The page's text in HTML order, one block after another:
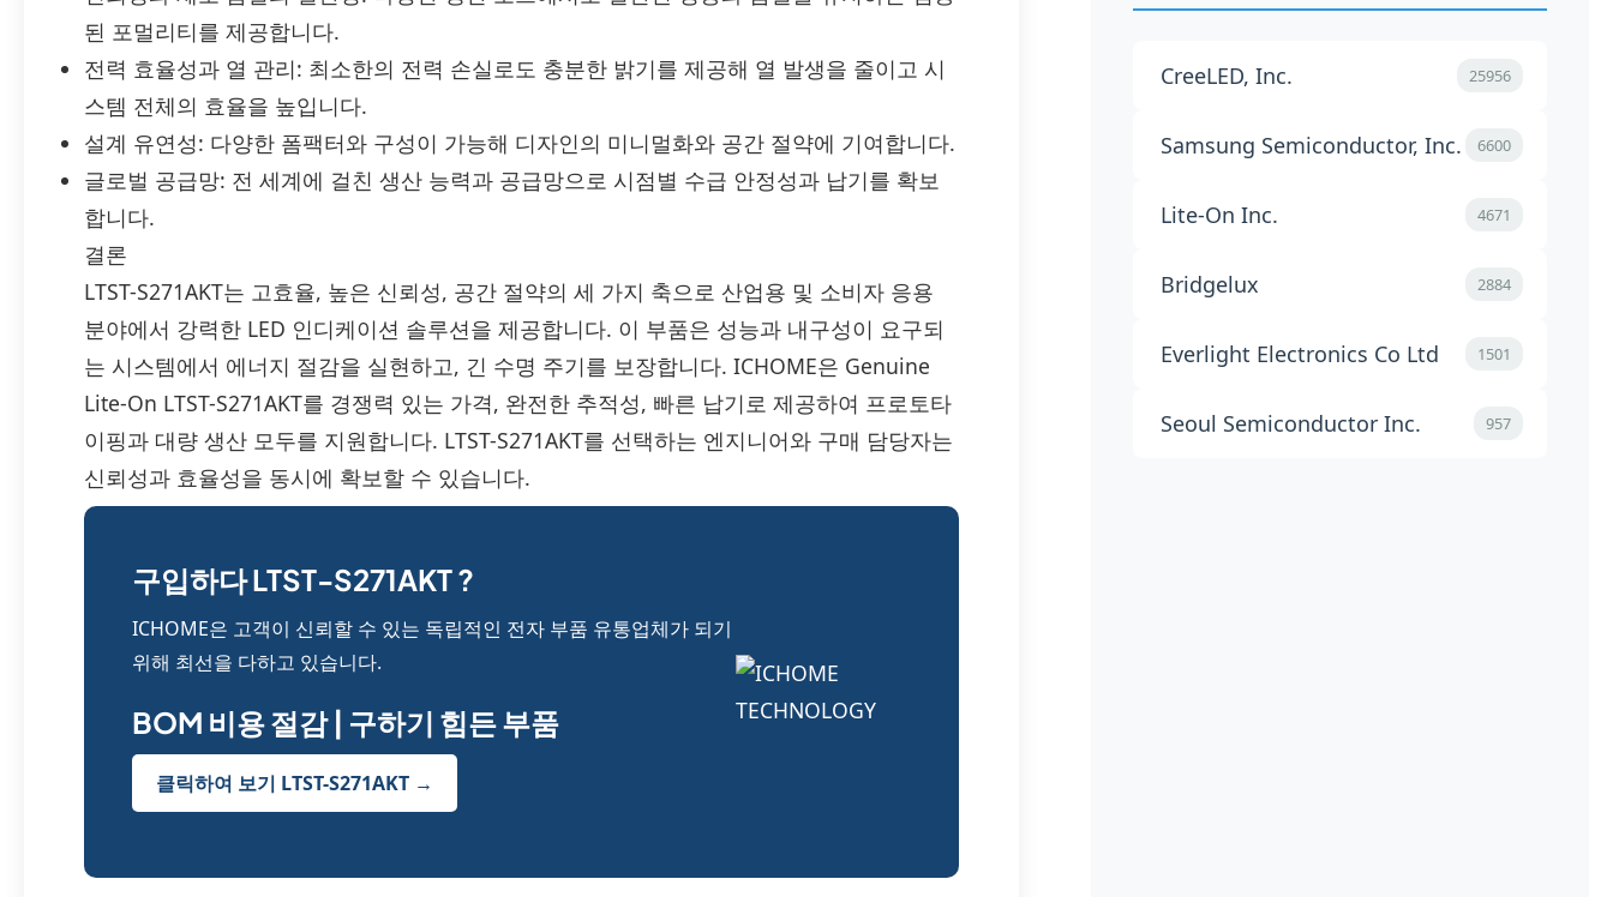
된 포멀리티를 제공합니다.
전력 효율성과 열 관리: 최소한의 전력 손실로도 충분한 밝기를 제공해 열 발생을 줄이고 시
스템 전체의 효율을 높입니다.
설계 유연성: 다양한 폼팩터와 구성이 가능해 디자인의 미니멀화와 공간 절약에 기여합니다.
글로벌 공급망: 전 세계에 걸친 생산 능력과 공급망으로 시점별 수급 안정성과 납기를 확보
합니다.
결론
LTST-S271AKT는 고효율, 높은 신뢰성, 공간 절약의 세 가지 축으로 산업용 및 소비자 응용
분야에서 강력한 LED 인디케이션 솔루션을 제공합니다. 이 부품은 성능과 내구성이 요구되
는 시스템에서 에너지 절감을 실현하고, 긴 수명 주기를 보장합니다. ICHOME은 Genuine
Lite-On LTST-S271AKT를 경쟁력 있는 가격, 완전한 추적성, 빠른 납기로 제공하여 프로토타
이핑과 대량 생산 모두를 지원합니다. LTST-S271AKT를 선택하는 엔지니어와 구매 담당자는
신뢰성과 효율성을 동시에 확보할 수 있습니다.
구입하다 LTST-S271AKT ?
ICHOME은 고객이 신뢰할 수 있는 독립적인 전자 부품 유통업체가 되기
위해 최선을 다하고 있습니다.
BOM 비용 절감 | 구하기 힘든 부품
클릭하여 보기 LTST-S271AKT →
CreeLED, Inc. 25956
Samsung Semiconductor, Inc. 6600
Lite-On Inc. 4671
Bridgelux 2884
Everlight Electronics Co Ltd 1501
Seoul Semiconductor Inc. 957